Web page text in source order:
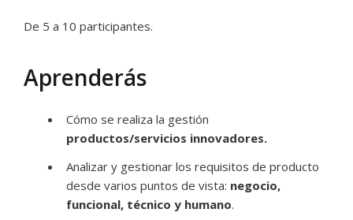
De 5 a 10 participantes.
Aprenderás
Cómo se realiza la gestión
productos/servicios innovadores.
Analizar y gestionar los requisitos de producto
desde varios puntos de vista: negocio,
funcional, técnico y humano.